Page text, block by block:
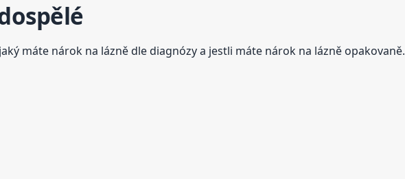
máte nárok na lázně dle diagnózy a jestli máte nárok na lázně opakovaně.